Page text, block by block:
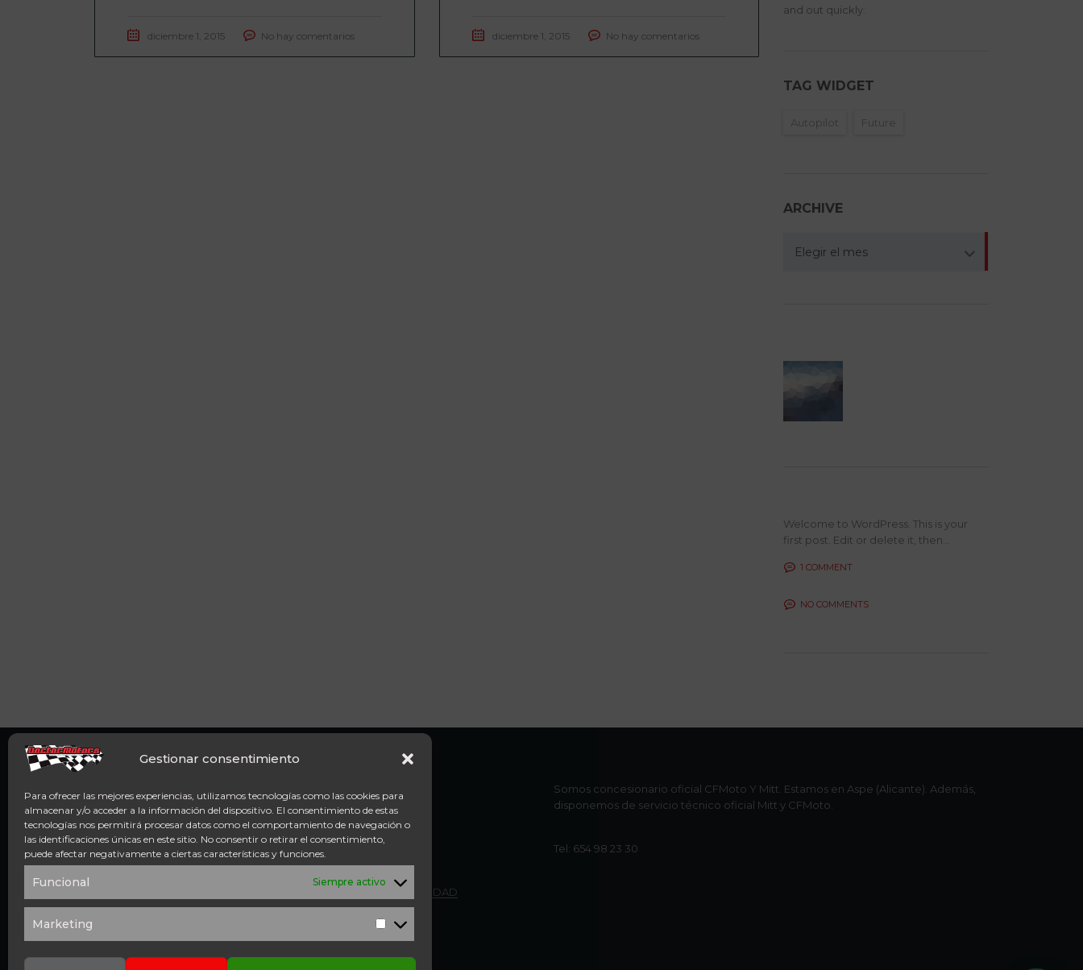
Gestionar consentimiento
Para ofrecer las mejores experiencias, utilizamos tecnologías como las cookies para
almacenar y/o acceder a la información del dispositivo. El consentimiento de estas
tecnologías nos permitirá procesar datos como el comportamiento de navegación o
las identificaciones únicas en este sitio. No consentir o retirar el consentimiento,
puede afectar negativamente a ciertas características y funciones.
Funcional Siempre activo
Marketing
Marketing
diciembre 1, 2015 No hay comentarios diciembre 1, 2015 No hay comentarios
and out quickly.
TAG WIDGET
Autopilot Future
ARCHIVE
Elegir el mes
Welcome to WordPress. This is your
first post. Edit or delete it, then...
1 COMMENT
NO COMMENTS
Somos concesionario oficial CFMoto Y Mitt. Estamos en Aspe (Alicante). Además,
disponemos de servicio técnico oficial Mitt y CFMoto.
Tel: 654 98 23 30
ACCESO DIRECTO
POLÍTICA DE PRIVACIDAD
AVISO LEGAL
SOLICITUD DE PRESUPUESTO
CONTACTO